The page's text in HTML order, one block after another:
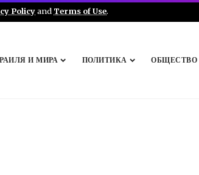
Policyand Terms of Use.
И МИРА ПОЛИТИКА ОБЩЕСТВО